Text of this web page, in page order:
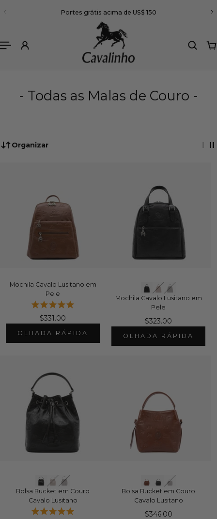
O CONTEÚDOPortes grátis acima de US$ 150
(portugal)
- Todas as Malas de Couro -
Organizar
Mochila Cavalo Lusitano em
Pele
$331.00
OLHADA RÁPIDA
Mochila Cavalo Lusitano em
Pele
$323.00
OLHADA RÁPIDA
Bolsa Bucket em Couro
Cavalo Lusitano
Bolsa Bucket em Couro
Cavalo Lusitano
$346.00